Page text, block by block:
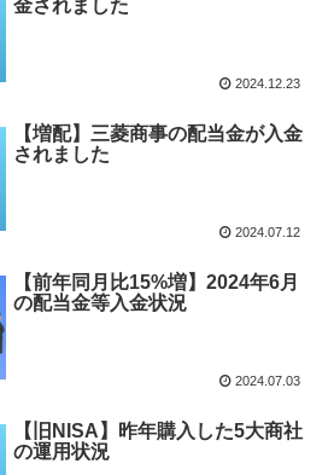
金されました
2024.12.23
【増配】三菱商事の配当金が入金
されました
2024.07.12
【前年同月比15%増】2024年6月
の配当金等入金状況
2024.07.03
【旧NISA】昨年購入した5大商社
の運用状況